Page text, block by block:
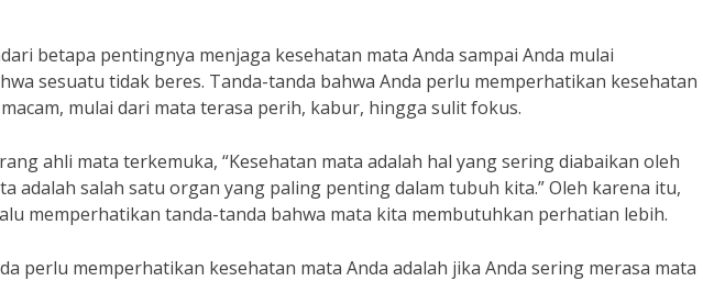
betapa pentingnya menjaga kesehatan mata Anda sampai Anda mulai
sesuatu tidak beres. Tanda-tanda bahwa Anda perlu memperhatikan kesehatan
mulai dari mata terasa perih, kabur, hingga sulit fokus.
ahli mata terkemuka, “Kesehatan mata adalah hal yang sering diabaikan oleh
adalah salah satu organ yang paling penting dalam tubuh kita.” Oleh karena itu,
memperhatikan tanda-tanda bahwa mata kita membutuhkan perhatian lebih.
perlu memperhatikan kesehatan mata Anda adalah jika Anda sering merasa mata